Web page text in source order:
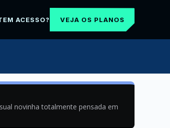
ACESSO? VEJA OS PLANOS
novinha totalmente pensada em